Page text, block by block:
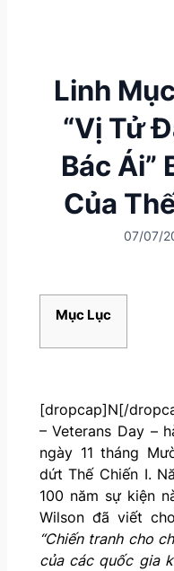
Linh
“Vị Tử
Bác Ái”
Của
07/07/
Mục Lục
[dropcap]N[/
– Veterans Day –
ngày 11 tháng
dứt Thế Chiến I.
100 năm sự kiện
Wilson đã viết
“Chiến tranh cho
của các quốc gia